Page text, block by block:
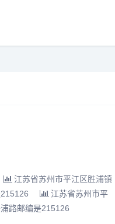
江苏省苏州市平江区胜浦镇
江苏省苏州市平
路邮编是215126